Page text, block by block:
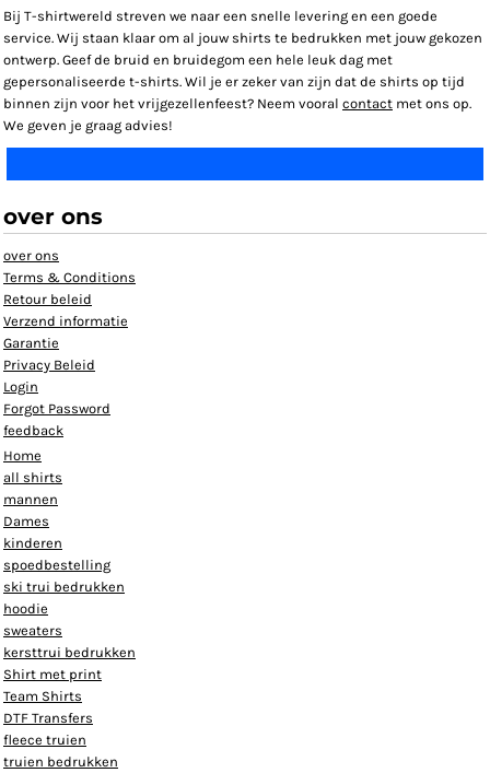
Bij T-shirtwereld streven we naar een snelle levering en een goede
service. Wij staan klaar om al jouw shirts te bedrukken met jouw gekozen
ontwerp. Geef de bruid en bruidegom een hele leuk dag met
gepersonaliseerde t-shirts. Wil je er zeker van zijn dat de shirts op tijd
binnen zijn voor het vrijgezellenfeest? Neem vooral contact met ons op.
We geven je graag advies!
over ons
over ons
Terms & Conditions
Retour beleid
Verzend informatie
Garantie
Privacy Beleid
Login
Forgot Password
feedback
Home
all shirts
mannen
Dames
kinderen
spoedbestelling
ski trui bedrukken
hoodie
sweaters
kersttrui bedrukken
Shirt met print
Team Shirts
DTF Transfers
fleece truien
truien bedrukken